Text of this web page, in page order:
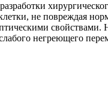
не повреждая
свойствами.
негреющего